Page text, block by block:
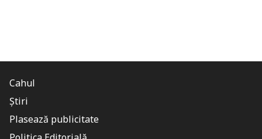
Cahul
Știri
Plasează publicitate